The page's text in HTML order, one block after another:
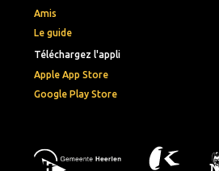
Téléchargez l'appli
Apple App Store
Google Play Store
Amis
Le guide